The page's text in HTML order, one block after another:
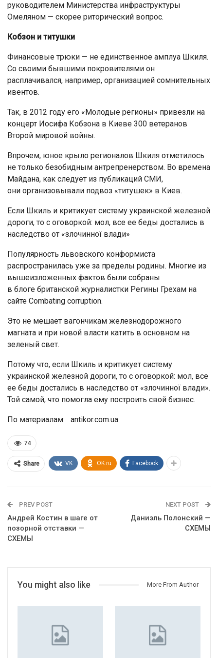
руководителем Министерства инфраструктуры
Омеляном — скорее риторический вопрос.
Кобзон и титушки
Финансовые трюки — не единственное амплуа Шкиля.
Со своими бывшими покровителями он
расплачивался, например, организацией сомнительных
ивентов.
Так, в 2012 году его «Молодые регионы» привезли на
концерт Иосифа Кобзона в Киеве 300 ветеранов
Второй мировой войны.
Впрочем, юное крыло регионалов Шкиля отметилось
не только безобидным антрепренерством. Во времена
Майдана, как следует из публикаций СМИ,
они организовывали подвоз «титушек» в Киев.
Если Шкиль и критикует систему украинской железной
дороги, то с оговоркой: мол, все ее беды достались в
наследство от «злочинної влади»
Популярность львовского конформиста
распространилась уже за пределы родины. Многие из
вышеизложенных фактов были собраны
в блоге британской журналистки Регины Грехам на
сайте Сombating corruption.
Это не мешает вагончикам железнодорожного
магната и при новой власти катить в основном на
зеленый свет.
Потому что, если Шкиль и критикует систему
украинской железной дороги, то с оговоркой: мол, все
ее беды достались в наследство от «злочинної влади».
Той самой, что помогла ему построить свой бизнес.
По материалам: antikor.com.ua
74
Share VK OK.ru Facebook
PREV POST
Андрей Костин в шаге от
позорной отставки —
СХЕМЫ
NEXT POST
Даниэль Полонский —
СХЕМЫ
You might also like More From Author